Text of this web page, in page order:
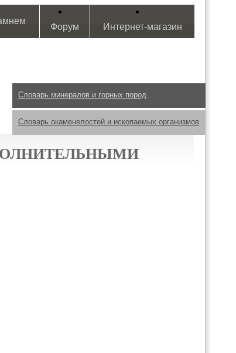
Форум Интернет-магазин
Словарь минералов и горных пород
Словарь окаменелостей и ископаемых организмов